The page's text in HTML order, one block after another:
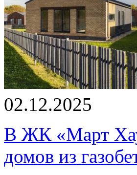
02.12.2025
В ЖК «Март
домов из